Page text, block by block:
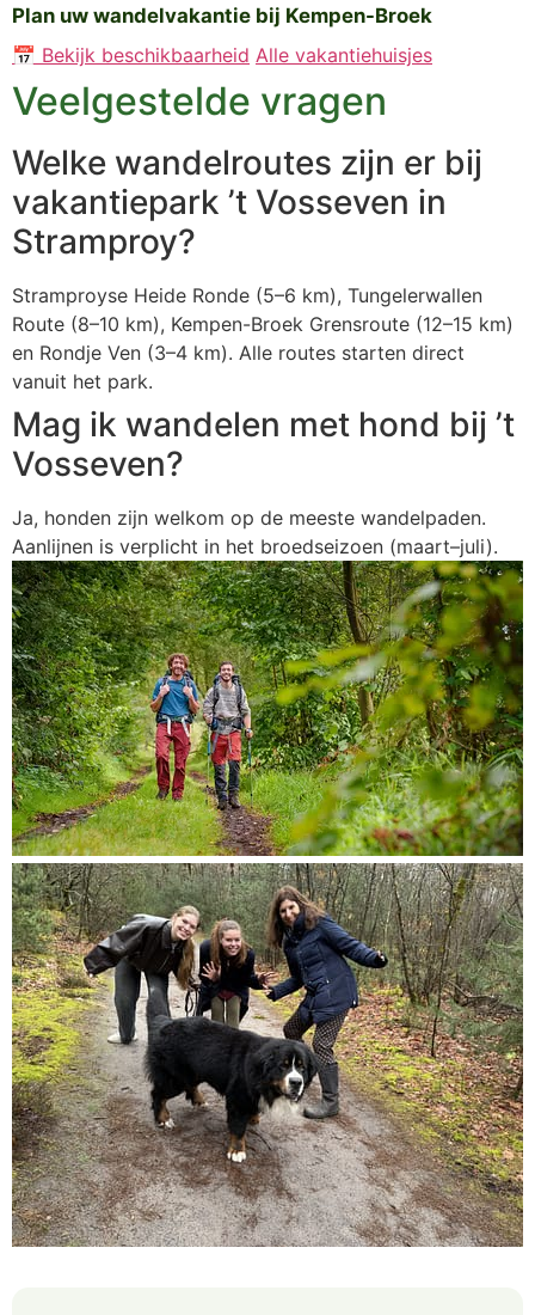
Plan uw wandelvakantie bij Kempen-Broek
📅 Bekijk beschikbaarheid Alle vakantiehuisjes
Veelgestelde vragen
Welke wandelroutes zijn er bij
vakantiepark ’t Vosseven in
Stramproy?
Stramproyse Heide Ronde (5–6 km), Tungelerwallen
Route (8–10 km), Kempen-Broek Grensroute (12–15 km)
en Rondje Ven (3–4 km). Alle routes starten direct
vanuit het park.
Mag ik wandelen met hond bij ’t
Vosseven?
Ja, honden zijn welkom op de meeste wandelpaden.
Aanlijnen is verplicht in het broedseizoen (maart–juli).